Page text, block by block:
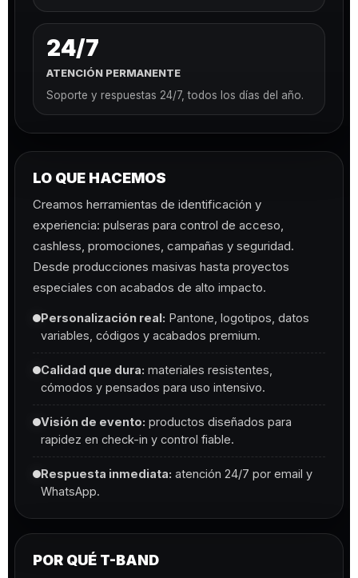
24/7
ATENCIÓN PERMANENTE
Soporte y respuestas 24/7, todos los días del año.
LO QUE HACEMOS
Creamos herramientas de identificación y
experiencia: pulseras para control de acceso,
cashless, promociones, campañas y seguridad.
Desde producciones masivas hasta proyectos
especiales con acabados de alto impacto.
Personalización real: Pantone, logotipos, datos
variables, códigos y acabados premium.
Calidad que dura: materiales resistentes,
cómodos y pensados para uso intensivo.
Visión de evento: productos diseñados para
rapidez en check-in y control fiable.
Respuesta inmediata: atención 24/7 por email y
WhatsApp.
POR QUÉ T-BAND